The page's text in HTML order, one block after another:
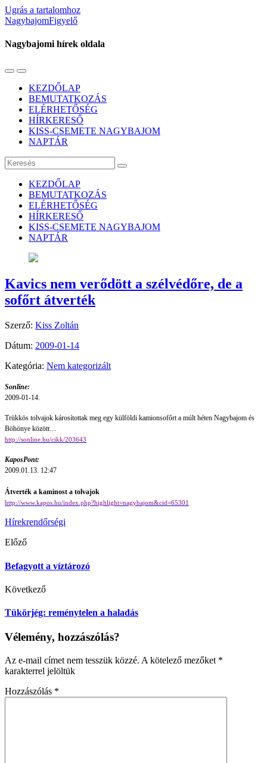
Ugrás a tartalomhoz
NagybajomFigyelő
Nagybajomi hírek oldala
Váltás
mobil
menüre
Használja
keresés
mezőt
KEZDŐLAP
BEMUTATKOZÁS
ELÉRHETŐSÉG
HÍRKERESŐ
KISS-CSEMETE NAGYBAJOM
NAPTÁR
Keresés
KEZDŐLAP
BEMUTATKOZÁS
ELÉRHETŐSÉG
HÍRKERESŐ
KISS-CSEMETE NAGYBAJOM
NAPTÁR
Kavics nem verődött a szélvédőre, de a
sofőrt átverték
Szerző: Kiss Zoltán
Dátum: 2009-01-14
Kategória: Nem kategorizált
Sonline:
2009-01-14.
Trükkös tolvajok károsítottak meg egy külföldi kamionsofőrt a múlt héten Nagybajom és
Böhönye között…
http://sonline.hu/cikk/203643
KaposPont:
2009.01.13. 12:47
Átverték a kaminost a tolvajok
http://www.kapos.hu/index.php?highlight=nagybajom&cid=65301
Hírekrendőrségi
Előző
Befagyott a víztározó
Következő
Tükörjég: reménytelen a haladás
Vélemény, hozzászólás?
Az e-mail címet nem tesszük közzé. A kötelező mezőket *
karakterrel jelöltük
Hozzászólás *